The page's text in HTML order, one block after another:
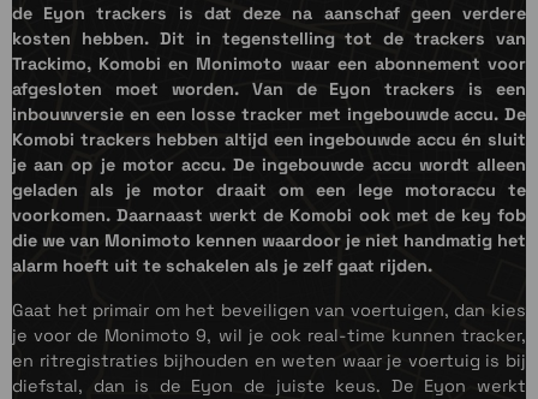
de Eyon trackers is dat deze na aanschaf geen verdere
kosten hebben. Dit in tegenstelling tot de trackers van
Trackimo, Komobi en Monimoto waar een abonnement voor
afgesloten moet worden. Van de Eyon trackers is een
inbouwversie en een losse tracker met ingebouwde accu. De
Komobi trackers hebben altijd een ingebouwde accu én sluit
je aan op je motor accu. De ingebouwde accu wordt alleen
geladen als je motor draait om een lege motoraccu te
voorkomen. Daarnaast werkt de Komobi ook met de key fob
die we van Monimoto kennen waardoor je niet handmatig het
alarm hoeft uit te schakelen als je zelf gaat rijden.
Gaat het primair om het beveiligen van voertuigen, dan kies
je voor de Monimoto 9, wil je ook real-time kunnen tracker,
en ritregistraties bijhouden en weten waar je voertuig is bij
diefstal, dan is de Eyon de juiste keus. De Eyon werkt